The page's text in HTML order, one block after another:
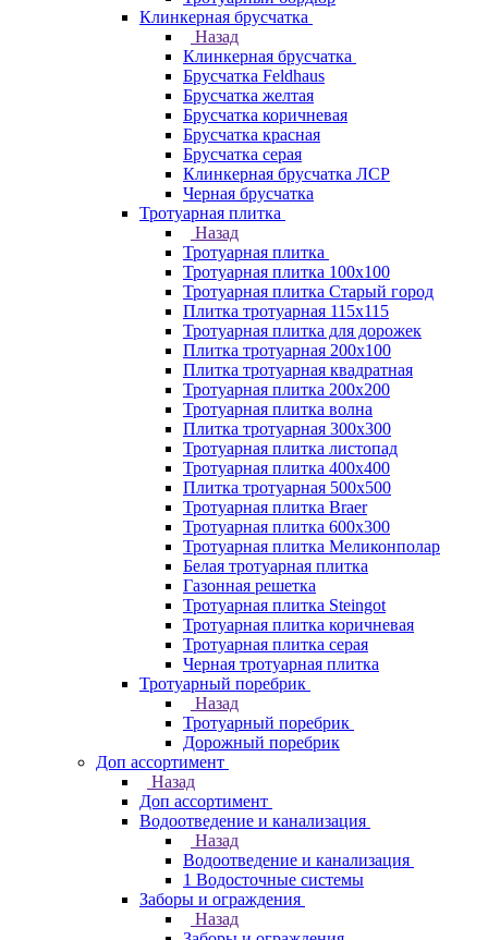
Клинкерная брусчатка
Назад
Клинкерная брусчатка
Брусчатка Feldhaus
Брусчатка желтая
Брусчатка коричневая
Брусчатка красная
Брусчатка серая
Клинкерная брусчатка ЛСР
Черная брусчатка
Тротуарная плитка
Назад
Тротуарная плитка
Тротуарная плитка 100x100
Тротуарная плитка Старый город
Плитка тротуарная 115x115
Тротуарная плитка для дорожек
Плитка тротуарная 200х100
Плитка тротуарная квадратная
Тротуарная плитка 200х200
Тротуарная плитка волна
Плитка тротуарная 300х300
Тротуарная плитка листопад
Тротуарная плитка 400х400
Плитка тротуарная 500x500
Тротуарная плитка Braer
Тротуарная плитка 600х300
Тротуарная плитка Меликонполар
Белая тротуарная плитка
Газонная решетка
Тротуарная плитка Steingot
Тротуарная плитка коричневая
Тротуарная плитка серая
Черная тротуарная плитка
Тротуарный поребрик
Назад
Тротуарный поребрик
Дорожный поребрик
Доп ассортимент
Назад
Доп ассортимент
Водоотведение и канализация
Назад
Водоотведение и канализация
1 Водосточные системы
Заборы и ограждения
Назад